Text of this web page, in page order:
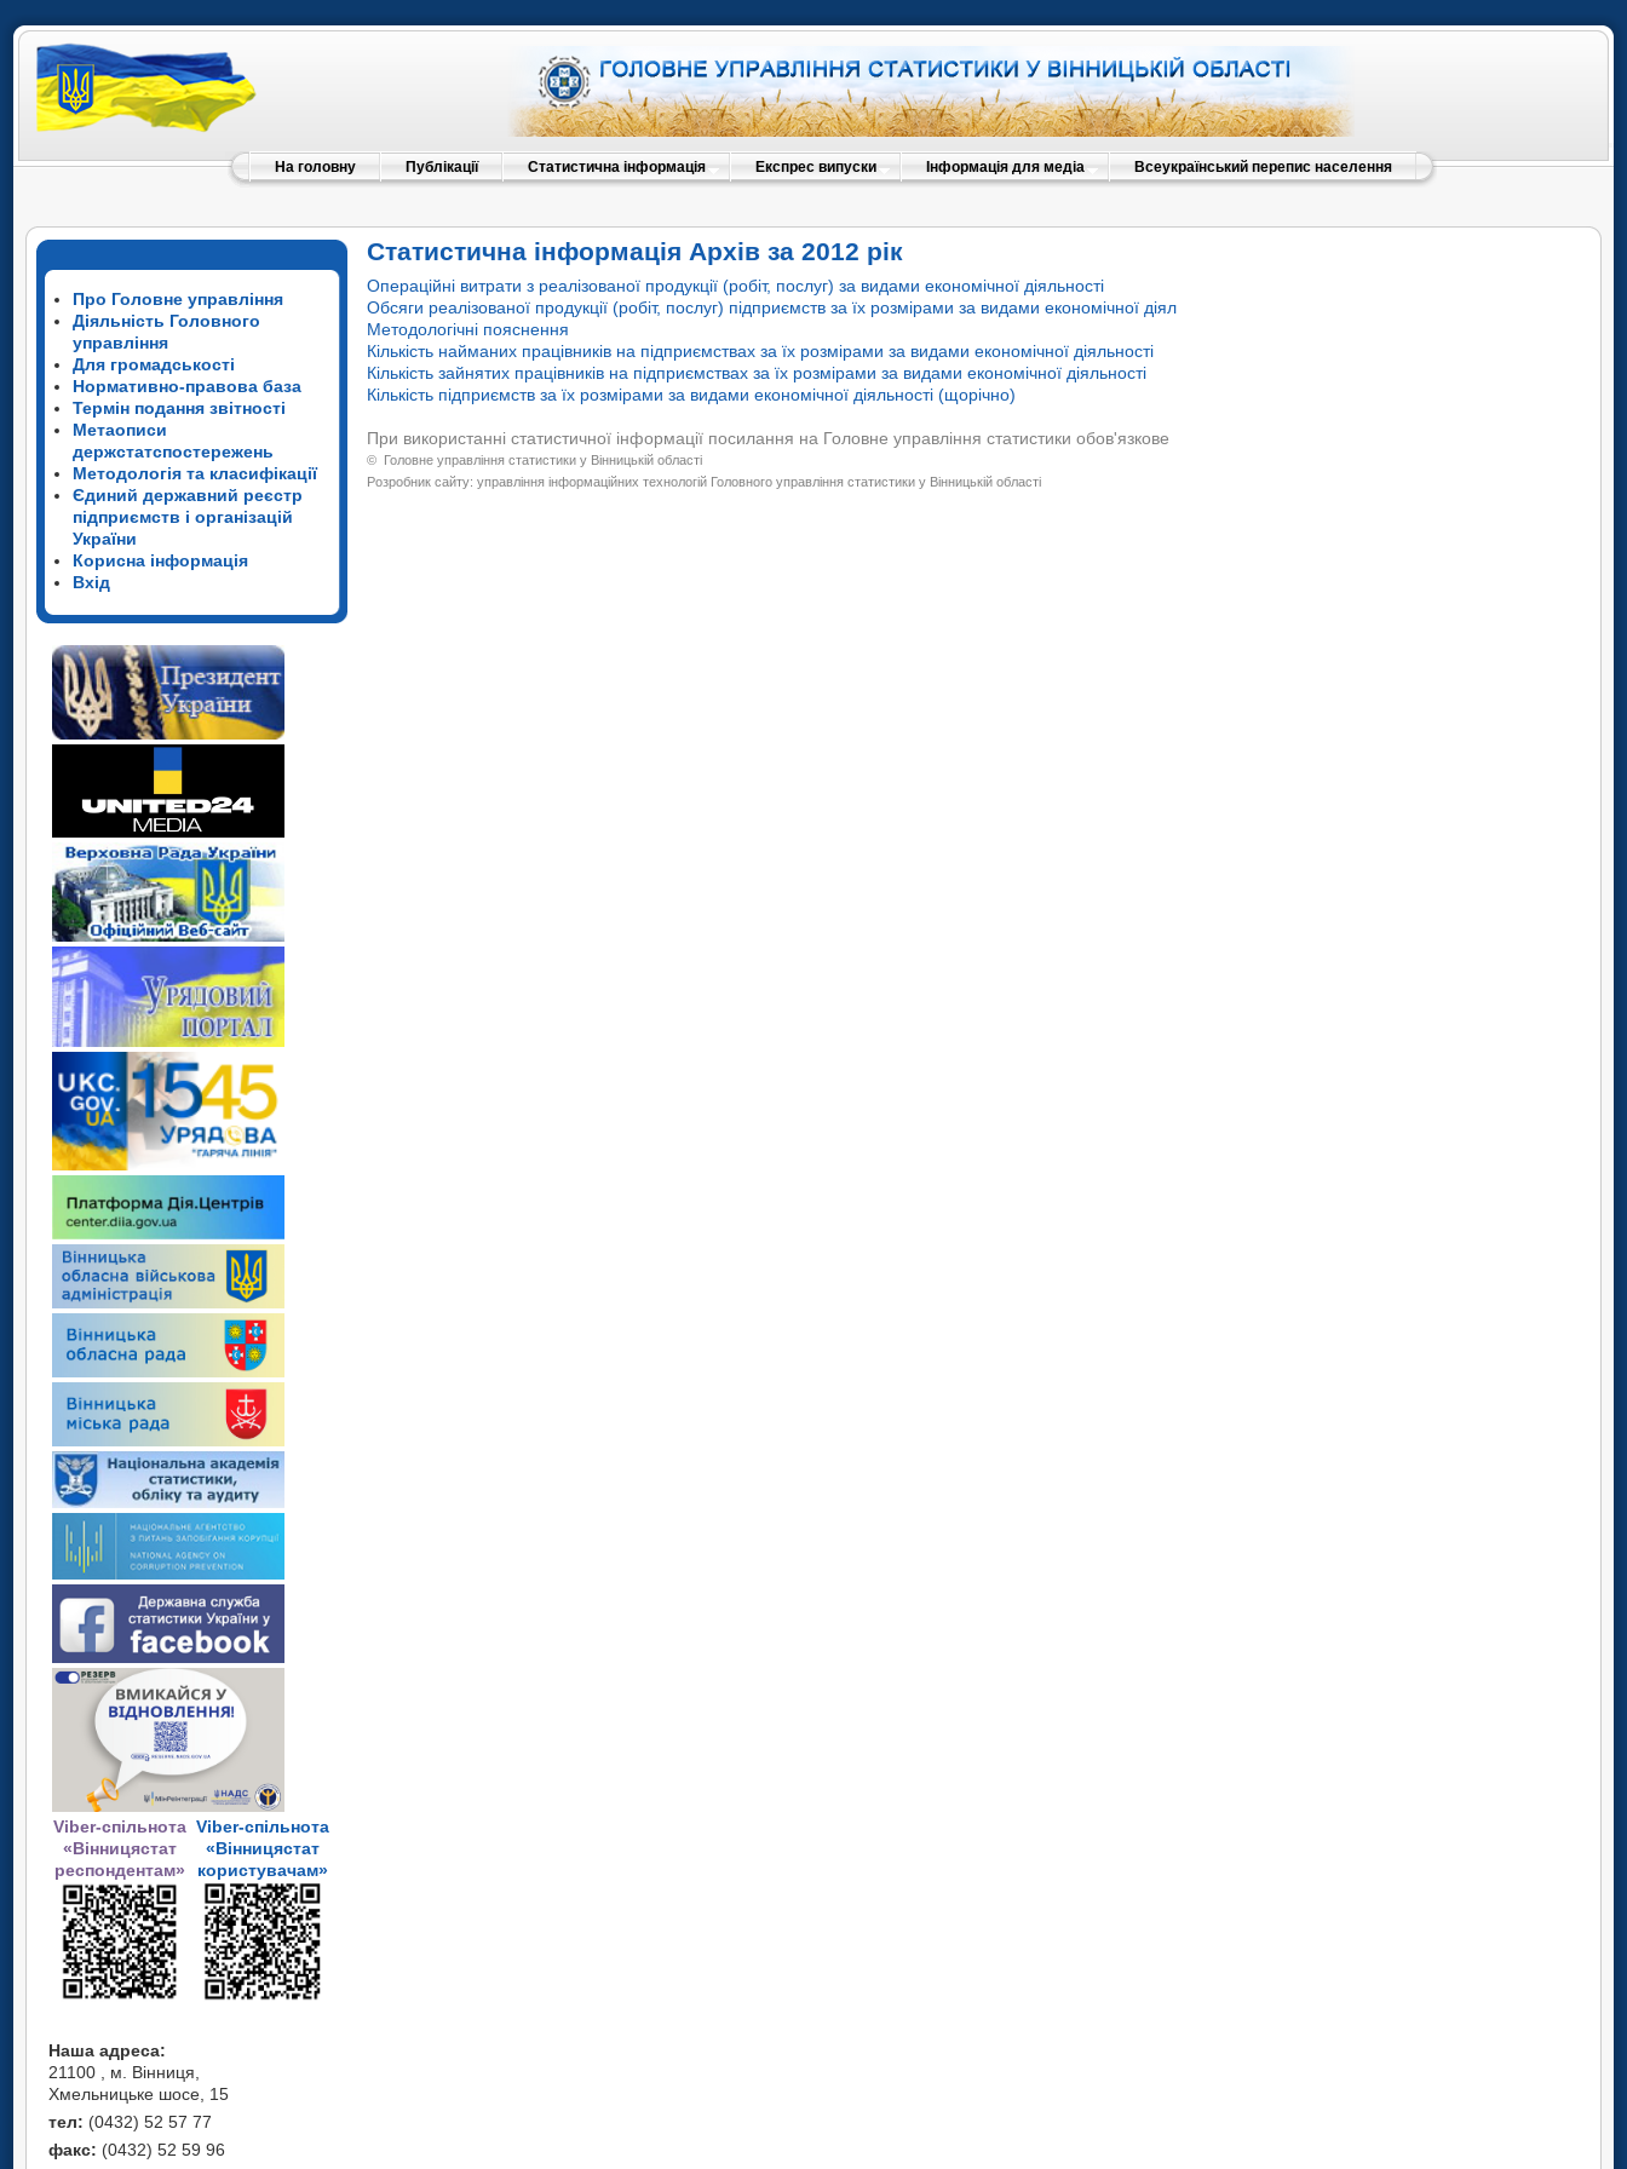
На головну Публікації Статистична інформація Експрес випуски Інформація для медіа Всеукраїнський перепис населення
Про Головне управління
Діяльність Головного
управління
Для громадськості
Нормативно-правова база
Термін подання звітності
Метаописи
держстатспостережень
Методологія та класифікації
Єдиний державний реєстр
підприємств і організацій
України
Корисна інформація
Вхід
Viber-спільнота
«Вінницястат
респондентам»
Viber-спільнота
«Вінницястат
користувачам»
Наша адреса:
21100 , м. Вінниця,
Хмельницьке шосе, 15
тел: (0432) 52 57 77
факс: (0432) 52 59 96
Статистична інформація Архів за 2012 рік
Операційні витрати з реалізованої продукції (робіт, послуг) за видами економічної діяльності
Обсяги реалізованої продукції (робіт, послуг) підприємств за їх розмірами за видами економічної діял
Методологічні пояснення
Кількість найманих працівників на підприємствах за їх розмірами за видами економічної діяльності
Кількість зайнятих працівників на підприємствах за їх розмірами за видами економічної діяльності
Кількість підприємств за їх розмірами за видами економічної діяльності (щорічно)
При використанні статистичної інформації посилання на Головне управління статистики обов'язкове
© Головне управління статистики у Вінницькій області
Розробник сайту: управління інформаційних технологій Головного управління статистики у Вінницькій області